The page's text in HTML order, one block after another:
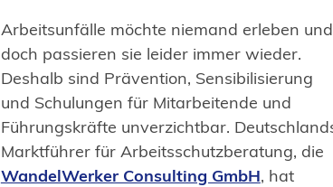
Arbeitsunfälle möchte niemand erleben und
doch passieren sie leider immer wieder.
Deshalb sind Prävention, Sensibilisierung
und Schulungen für Mitarbeitende und
Führungskräfte unverzichtbar.
Marktführer für Arbeitsschutzberatung, die
WandelWerker Consulting GmbH, hat